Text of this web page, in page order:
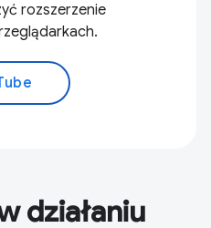
rozszerzenie
działaniu